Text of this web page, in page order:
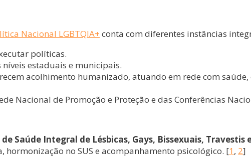
Nacional LGBTQIA+ conta com diferentes instâncias
políticas.
estaduais e municipais.
acolhimento humanizado, atuando em rede com saúde,
Nacional de Promoção e Proteção e das Conferências
Saúde Integral de Lésbicas, Gays, Bissexuais, Travestis
no SUS e acompanhamento psicológico. [1, 2]